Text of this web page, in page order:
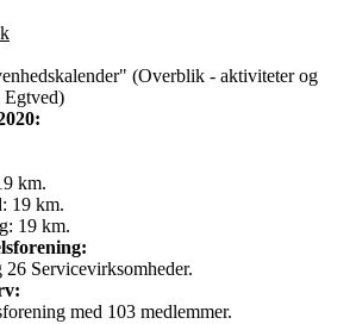
(Overblik - aktiviteter og
Egtved)
km.
19 km.
19 km.
Servicevirksomheder.
med 103 medlemmer.